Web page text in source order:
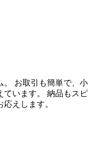
。 お取引も簡単で、小
ています。 納品もスピ
えします。